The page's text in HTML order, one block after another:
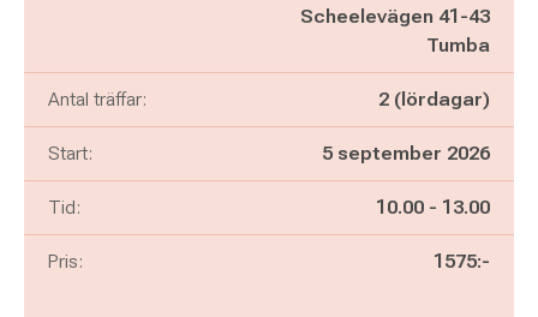
Scheelevägen 41-43
Tumba
Antal träffar: 2 (lördagar)
Start: 5 september 2026
Tid: Pågår mellan
10.00 - och
13.00
Pris: 1575:-